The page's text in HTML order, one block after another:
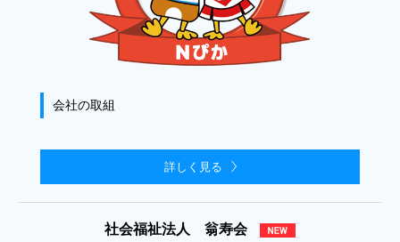
会社の取組
詳しく見る
社会福祉法人 翁寿会